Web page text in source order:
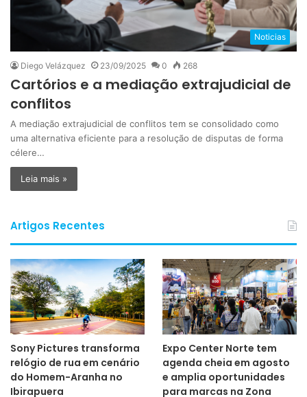
Noticias
Diego Velázquez 23/09/2025 0 268
Cartórios e a mediação extrajudicial de
conflitos
A mediação extrajudicial de conflitos tem se consolidado como
uma alternativa eficiente para a resolução de disputas de forma
célere…
Leia mais »
Artigos Recentes
Sony Pictures transforma
relógio de rua em cenário
do Homem-Aranha no
Ibirapuera
Expo Center Norte tem
agenda cheia em agosto
e amplia oportunidades
para marcas na Zona